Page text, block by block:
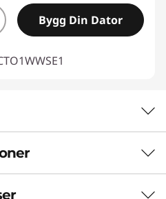
Bygg Din Dator
PRESTANDA
för